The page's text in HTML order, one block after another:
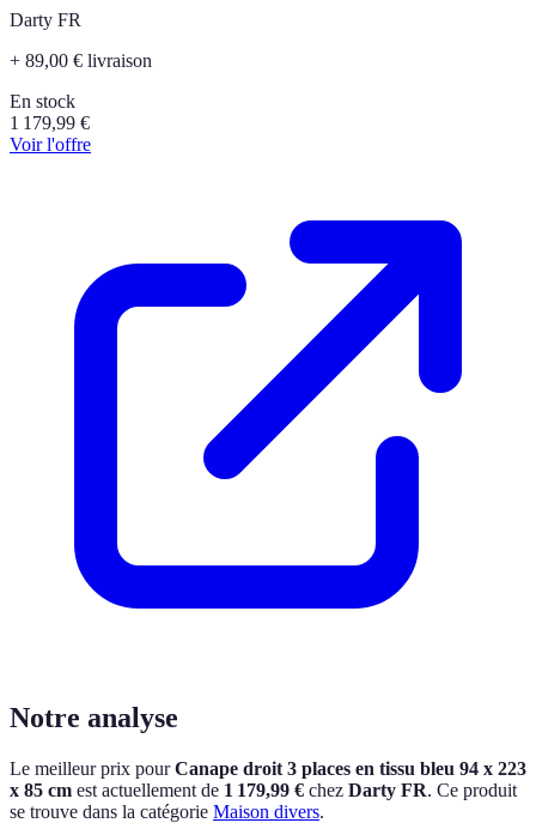
Darty FR
+ 89,00 € livraison
En stock
1 179,99 €
Voir l'offre
Notre analyse
Le meilleur prix pourCanape droit 3 places en tissu bleu 94 x 223
x 85 cm est actuellement de 1 179,99 € chez Darty FR. Ce produit
se trouve dans la catégorie Maison divers.